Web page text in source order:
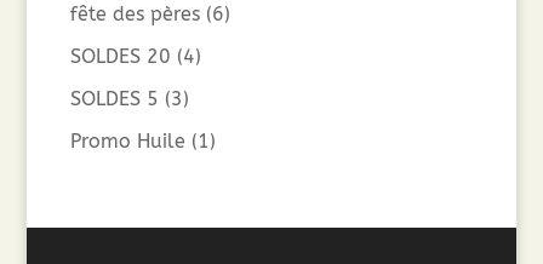
fête des pères (6)
SOLDES 20 (4)
SOLDES 5 (3)
Promo Huile (1)